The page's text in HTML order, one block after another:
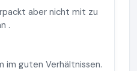
aber nicht mit zu
.
im guten Verhältnissen.